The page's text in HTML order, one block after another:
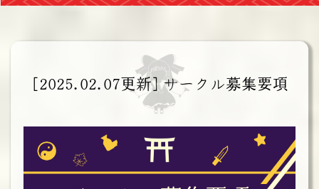
[2025.02.07更新] サークル募集要項